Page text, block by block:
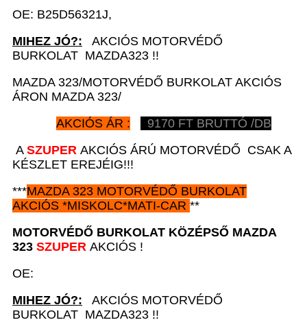
OE: B25D56321J,
MIHEZ JÓ?: AKCIÓS MOTORVÉDŐ
BURKOLAT MAZDA323 !!
MAZDA 323/MOTORVÉDŐ BURKOLAT AKCIÓS
ÁRON MAZDA 323/
AKCIÓS ÁR :
9170 FT BRUTTÓ /DB
A SZUPER AKCIÓS ÁRÚ MOTORVÉDŐ CSAK A
KÉSZLET EREJÉIG!!!
***MAZDA 323 MOTORVÉDŐ BURKOLAT
AKCIÓS *MISKOLC*MATI-CAR **
MOTORVÉDŐ BURKOLAT KÖZÉPSŐ MAZDA
323 SZUPER AKCIÓS !
OE:
MIHEZ JÓ?: AKCIÓS MOTORVÉDŐ
BURKOLAT MAZDA323 !!